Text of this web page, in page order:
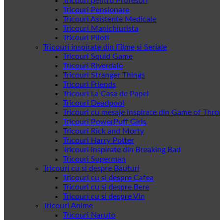
Tricouri Pensionare
Tricouri Asistente Medicale
Tricouri Manichiurista
Tricouri Piloti
Tricouri inspirate din Filme si Seriale
Tricouri Squid Game
Tricouri Riverdale
Tricouri Stranger Things
Tricouri Friends
Tricouri La Casa de Papel
Tricouri Deadpool
Tricouri cu mesaje inspirate din Game of
Tricouri PowerPuff Girls
Tricouri Rick and Morty
Tricouri Harry Potter
Tricouri Inspirate din Breaking Bad
Tricouri Superman
Tricouri cu si despre Bauturi
Tricouri cu si despre Cafea
Tricouri cu si despre Bere
Tricouri cu si despre Vin
Tricouri Anime
Tricouri Naruto